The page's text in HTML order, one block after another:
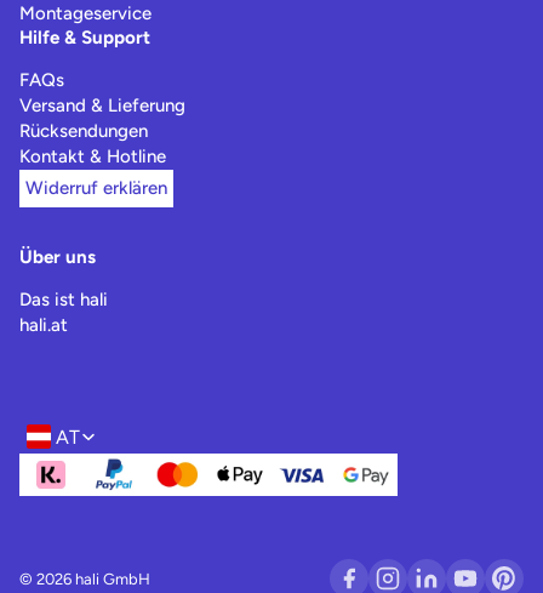
Montageservice
Hilfe & Support
FAQs
Versand & Lieferung
Rücksendungen
Kontakt & Hotline
Widerruf erklären
Über uns
Das ist hali
hali.at
Region- und Sprachwahl
AT
© 2026 hali GmbH